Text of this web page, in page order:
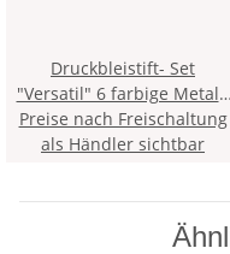
Druckbleistift- Set
"Versatil" 6 farbige Metall-
Druckbleistifte inklusive
passender Farbminen, im
Preise nach Freischaltung
als Händler sichtbar